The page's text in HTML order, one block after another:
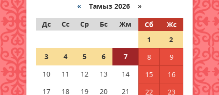
06 тамыз 2026 ж. 87
Дауыл, жаңбыр: Еліміздің
бірнеше өңірінде ауа райына
байланысты ескерту жасалды
Бұршақ, дауыл: Еліміздің 16
« Тамыз 2026 »
Дс
Сс Ср Бс Жм Сб
Жс
1
2
3
4 5 6 7 8
9
10
11 12 13 14 15
16
17
18 19 20 21 22
23